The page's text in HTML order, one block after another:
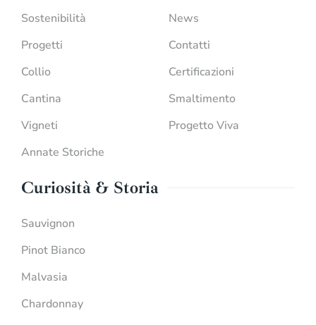
Sostenibilità
Progetti
Collio
Cantina
Vigneti
Annate Storiche
News
Contatti
Certificazioni
Smaltimento
Progetto Viva
Curiosità & Storia
Sauvignon
Pinot Bianco
Malvasia
Chardonnay